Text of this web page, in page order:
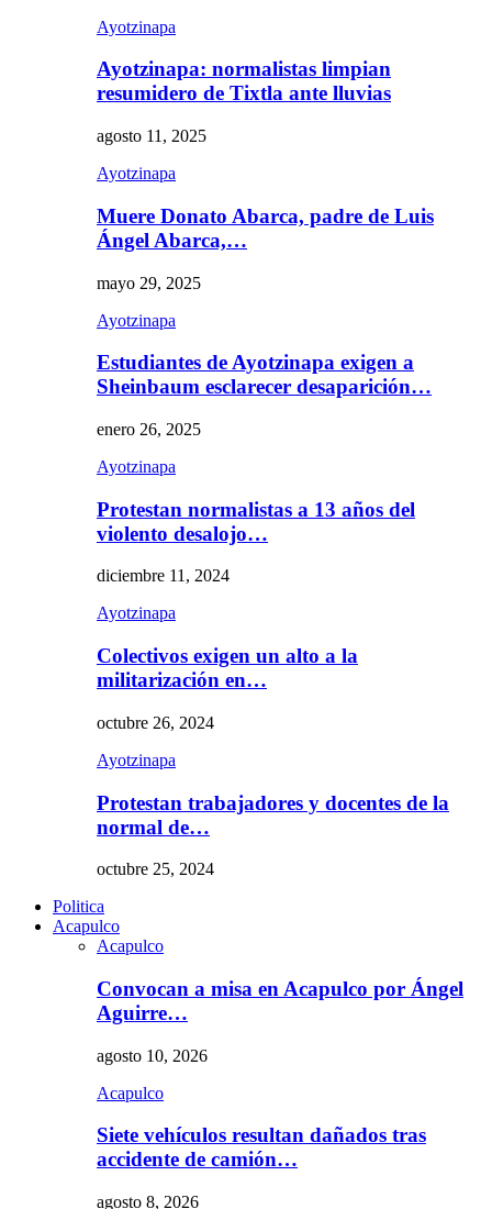
Ayotzinapa
Ayotzinapa: normalistas limpian
resumidero de Tixtla ante lluvias
agosto 11, 2025
Ayotzinapa
Muere Donato Abarca, padre de Luis
Ángel Abarca,…
mayo 29, 2025
Ayotzinapa
Estudiantes de Ayotzinapa exigen a
Sheinbaum esclarecer desaparición…
enero 26, 2025
Ayotzinapa
Protestan normalistas a 13 años del
violento desalojo…
diciembre 11, 2024
Ayotzinapa
Colectivos exigen un alto a la
militarización en…
octubre 26, 2024
Ayotzinapa
Protestan trabajadores y docentes de la
normal de…
octubre 25, 2024
Politica
Acapulco
Acapulco
Convocan a misa en Acapulco por Ángel
Aguirre…
agosto 10, 2026
Acapulco
Siete vehículos resultan dañados tras
accidente de camión…
agosto 8, 2026